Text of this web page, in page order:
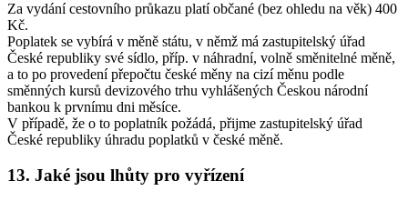
Za vydání cestovního průkazu platí občané (bez ohledu na věk) 400
Kč.
Poplatek se vybírá v měně státu, v němž má zastupitelský úřad
České republiky své sídlo, příp. v náhradní, volně směnitelné měně,
a to po provedení přepočtu české měny na cizí měnu podle
směnných kursů devizového trhu vyhlášených Českou národní
bankou k prvnímu dni měsíce.
V případě, že o to poplatník požádá, přijme zastupitelský úřad
České republiky úhradu poplatků v české měně.
13. Jaké jsou lhůty pro vyřízení